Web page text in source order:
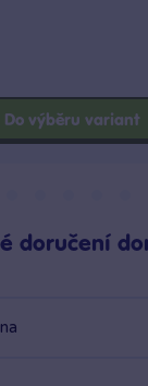
Do výběru variant
doručení